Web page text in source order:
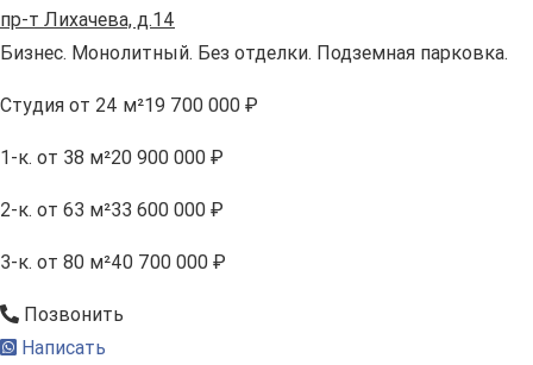
пр-т Лихачева, д.14
Бизнес. Монолитный. Без отделки. Подземная парковка.
Студия от 24 м²19 700 000 ₽
1-к. от 38 м²20 900 000 ₽
2-к. от 63 м²33 600 000 ₽
3-к. от 80 м²40 700 000 ₽
Позвонить
Написать